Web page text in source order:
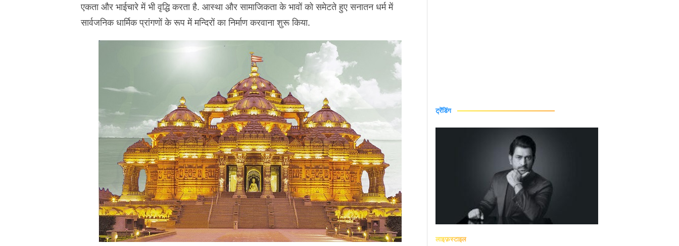
एकता और भाईचारे में भी वृद्धि करता है. आस्था और सामाजिकता के भावों को समेटते हुए सनातन धर्म में
सार्वजनिक धार्मिक प्रांगणों के रूप में मन्दिरों का निर्माण करवाना शुरू किया.
ट्रेंडिंग
लाइफ़स्टाइल